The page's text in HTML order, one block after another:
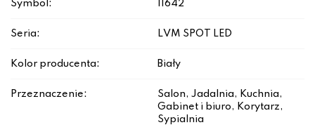
Symbol: 11642
Seria: LVM SPOT LED
Kolor producenta: Biały
Przeznaczenie:
Salon, Jadalnia, Kuchnia,
Gabinet i biuro, Korytarz,
Sypialnia